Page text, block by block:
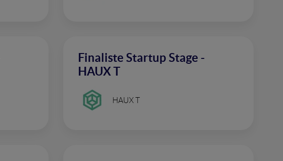
Finaliste Startup Stage -
HAUX T
HAUX T